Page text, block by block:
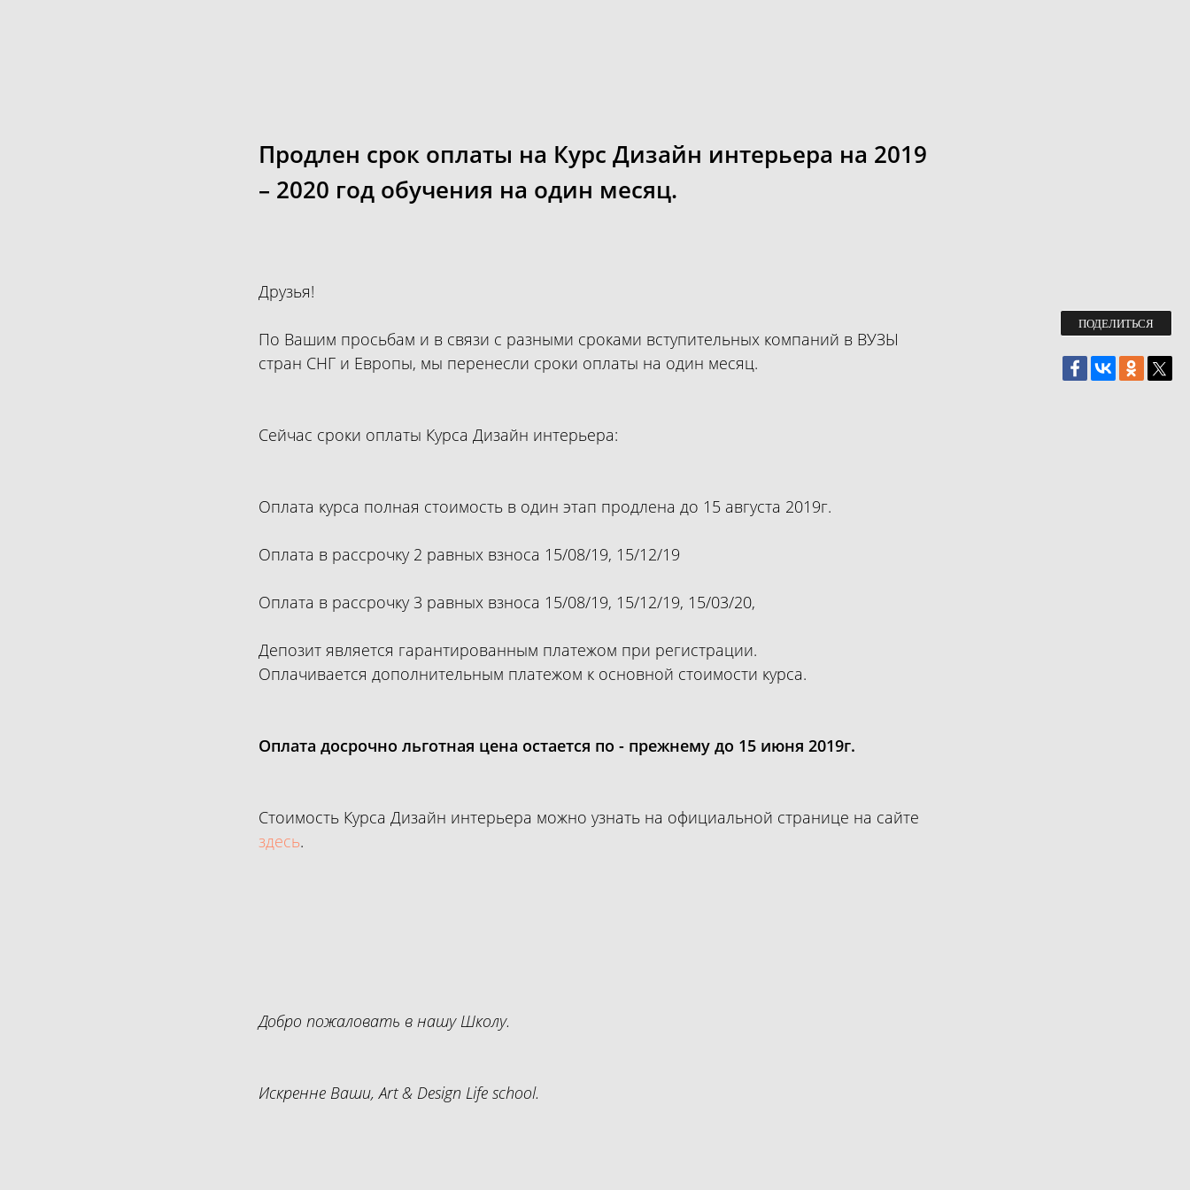
Продлен срок оплаты на Курс Дизайн интерьера на 2019
– 2020 год обучения на один месяц.
Друзья!
По Вашим просьбам и в связи с разными сроками вступительных компаний в ВУЗЫ
стран СНГ и Европы, мы перенесли сроки оплаты на один месяц.
Сейчас сроки оплаты Курса Дизайн интерьера:
Оплата курса полная стоимость в один этап продлена до 15 августа 2019г.
Оплата в рассрочку 2 равных взноса 15/08/19, 15/12/19
Оплата в рассрочку 3 равных взноса 15/08/19, 15/12/19, 15/03/20,
Депозит является гарантированным платежом при регистрации.
Оплачивается дополнительным платежом к основной стоимости курса.
Оплата досрочно льготная цена остается по - прежнему до 15 июня 2019г.
Стоимость Курса Дизайн интерьера можно узнать на официальной странице на сайте
здесь.
Добро пожаловать в нашу Школу.
Искренне Ваши, Art & Design Life school.
ПОДЕЛИТЬСЯ